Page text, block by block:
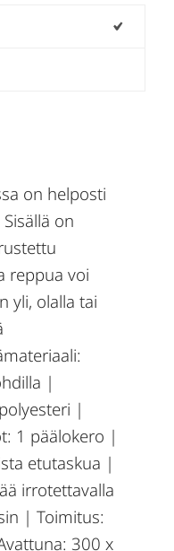
on helposti
on
reppua voi
yli, olalla tai
|
|
1 päälokero |
etutaskua |
irrotettavalla
| Toimitus:
300 x